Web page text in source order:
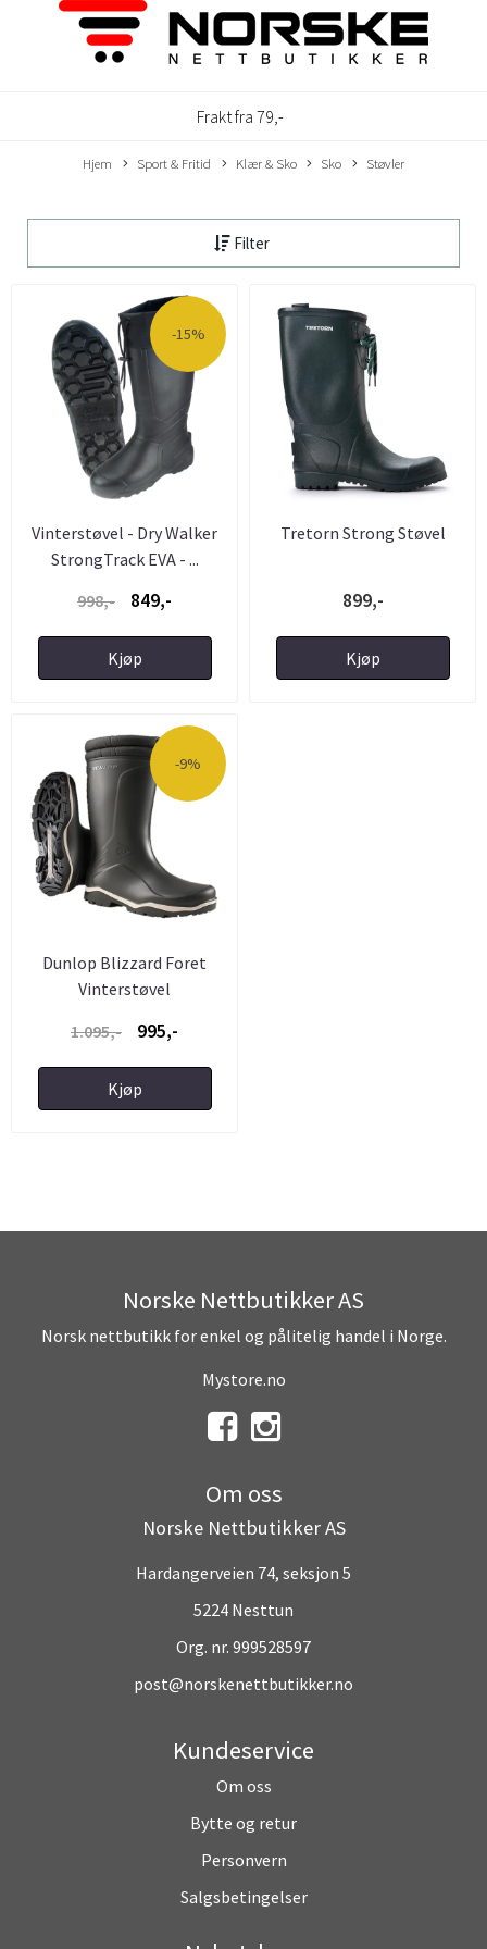
Frakt fra 79,-
Hjem Sport & Fritid Klær & Sko Sko Støvler
Filter
-15%
Vinterstøvel - Dry Walker
StrongTrack EVA - ...
998,-
849,-
Kjøp
Tretorn Strong Støvel
899,-
Kjøp
-9%
Dunlop Blizzard Foret
Vinterstøvel
1.095,-
995,-
Kjøp
Norske Nettbutikker AS
Norsk nettbutikk for enkel og pålitelig handel i Norge.
Mystore.no
Om oss
Norske Nettbutikker AS
Hardangerveien 74, seksjon 5
5224 Nesttun
Org. nr. 999528597
post@norskenettbutikker.no
Kundeservice
Om oss
Bytte og retur
Personvern
Salgsbetingelser